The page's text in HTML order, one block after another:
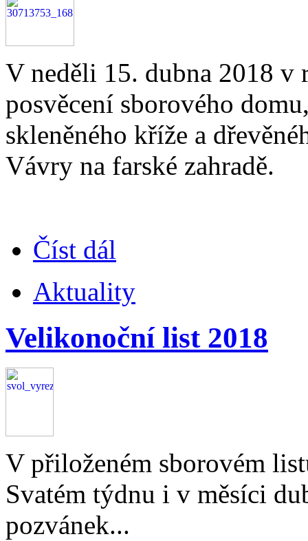
V neděli 15. dubna 2018 v
posvěcení sborového
skleněného kříže a
Vávry na farské zahradě.
Číst dál
Aktuality
Velikonoční list 2018
V přiloženém sborovém
Svatém týdnu i v měsíci
pozvánek...